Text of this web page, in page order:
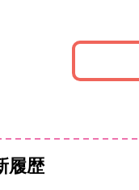
履歴